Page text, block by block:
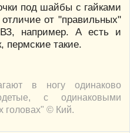
под шайбы с гайками
от "правильных"
например. А есть и
пермские такие.
в ногу одинаково
с одинаковыми
головах" © Кий.